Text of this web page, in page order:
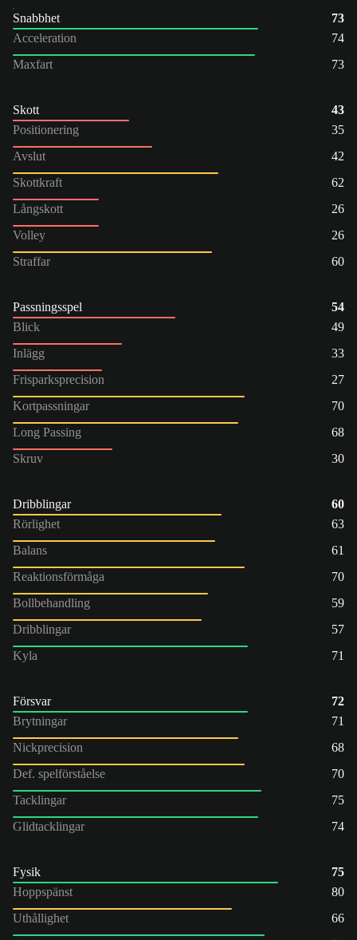
Snabbhet
73
Acceleration
74
Maxfart
73
Skott
43
Positionering
35
Avslut
42
Skottkraft
62
Långskott
26
Volley
26
Straffar
60
Passningsspel
54
Blick
49
Inlägg
33
Frisparksprecision
27
Kortpassningar
70
Long Passing
68
Skruv
30
Dribblingar
60
Rörlighet
63
Balans
61
Reaktionsförmåga
70
Bollbehandling
59
Dribblingar
57
Kyla
71
Försvar
72
Brytningar
71
Nickprecision
68
Def. spelförståelse
70
Tacklingar
75
Glidtacklingar
74
Fysik
75
Hoppspänst
80
Uthållighet
66